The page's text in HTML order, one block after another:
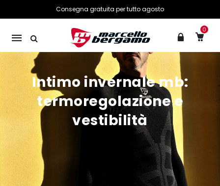
Consegna gratuita per tutto agosto
Mobile
navigation
0
Skip to content
Intimo invernale mb:
termoregolazione e
vestibilità